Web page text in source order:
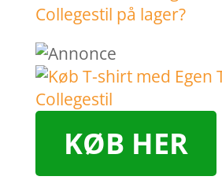
KØB HER